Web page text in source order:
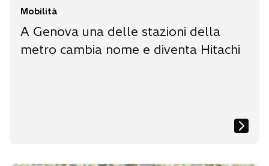
Mobilità
A Genova una delle stazioni della
metro cambia nome e diventa Hitachi